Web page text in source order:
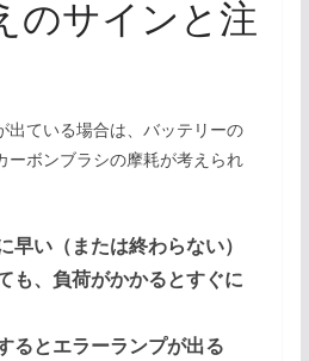
のサインと注
出ている場合は、バッテリーの
ーボンブラシの摩耗が考えられ
早い（または終わらない）
も、負荷がかかるとすぐに
るとエラーランプが出る